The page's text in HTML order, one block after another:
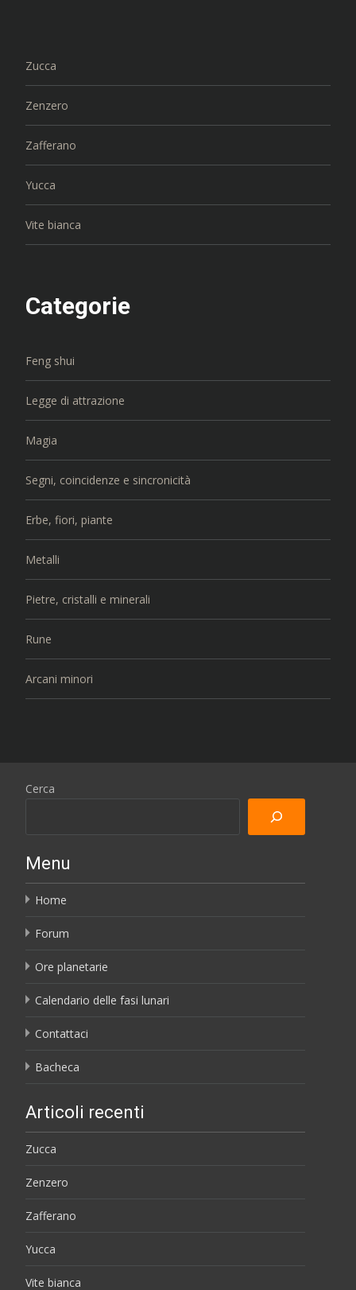
Zucca
Zenzero
Zafferano
Yucca
Vite bianca
Categorie
Feng shui
Legge di attrazione
Magia
Segni, coincidenze e sincronicità
Erbe, fiori, piante
Metalli
Pietre, cristalli e minerali
Rune
Arcani minori
Cerca
Menu
Home
Forum
Ore planetarie
Calendario delle fasi lunari
Contattaci
Bacheca
Articoli recenti
Zucca
Zenzero
Zafferano
Yucca
Vite bianca